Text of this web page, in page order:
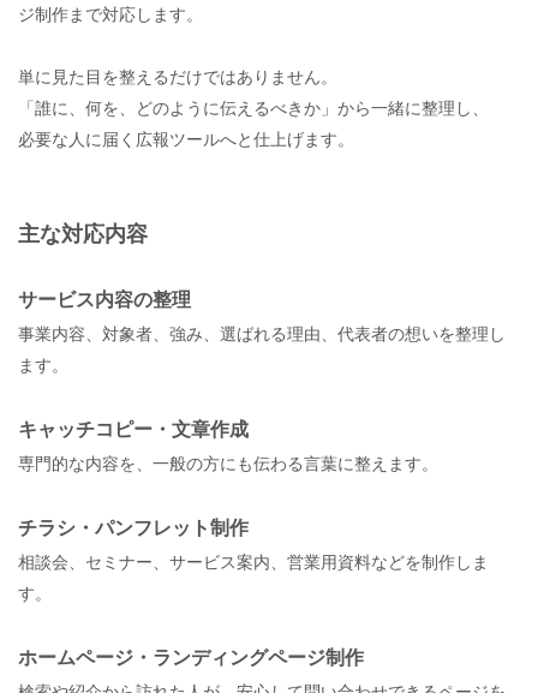
ジ制作まで対応します。
単に見た目を整えるだけではありません。
「誰に、何を、どのように伝えるべきか」から一緒に整理し、
必要な人に届く広報ツールへと仕上げます。
主な対応内容
サービス内容の整理
事業内容、対象者、強み、選ばれる理由、代表者の想いを整理し
ます。
キャッチコピー・文章作成
専門的な内容を、一般の方にも伝わる言葉に整えます。
チラシ・パンフレット制作
相談会、セミナー、サービス案内、営業用資料などを制作しま
す。
ホームページ・ランディングページ制作